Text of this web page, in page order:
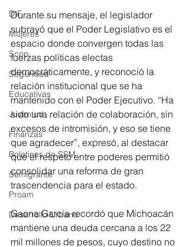
DIF
Mujeres
Scop
Seguridad
Educativas
Juventud
Finanzas
Boletines de SSM
Semigrante
Proam
Desarrollo Urbano
Durante su mensaje, el legislador
subrayó que el Poder Legislativo es el
espacio donde convergen todas las
fuerzas políticas electas
democráticamente, y reconoció la
relación institucional que se ha
mantenido con el Poder Ejecutivo. “Ha
sido una relación de colaboración, sin
excesos de intromisión, y eso se tiene
que agradecer”, expresó, al destacar
que el respeto entre poderes permitió
consolidar una reforma de gran
trascendencia para el estado.
Gaona García recordó que Michoacán
mantiene una deuda cercana a los 22
mil millones de pesos, cuyo destino no